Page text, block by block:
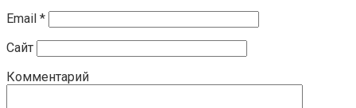
Email *
Сайт
Комментарий